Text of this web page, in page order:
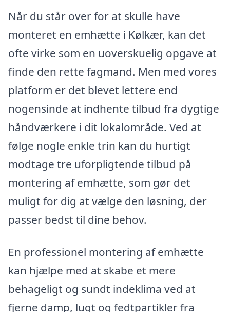
Når du står over for at skulle have
monteret en emhætte i Kølkær, kan det
ofte virke som en uoverskuelig opgave at
finde den rette fagmand. Men med vores
platform er det blevet lettere end
nogensinde at indhente tilbud fra dygtige
håndværkere i dit lokalområde. Ved at
følge nogle enkle trin kan du hurtigt
modtage tre uforpligtende tilbud på
montering af emhætte, som gør det
muligt for dig at vælge den løsning, der
passer bedst til dine behov.
En professionel montering af emhætte
kan hjælpe med at skabe et mere
behageligt og sundt indeklima ved at
fjerne damp, lugt og fedtpartikler fra